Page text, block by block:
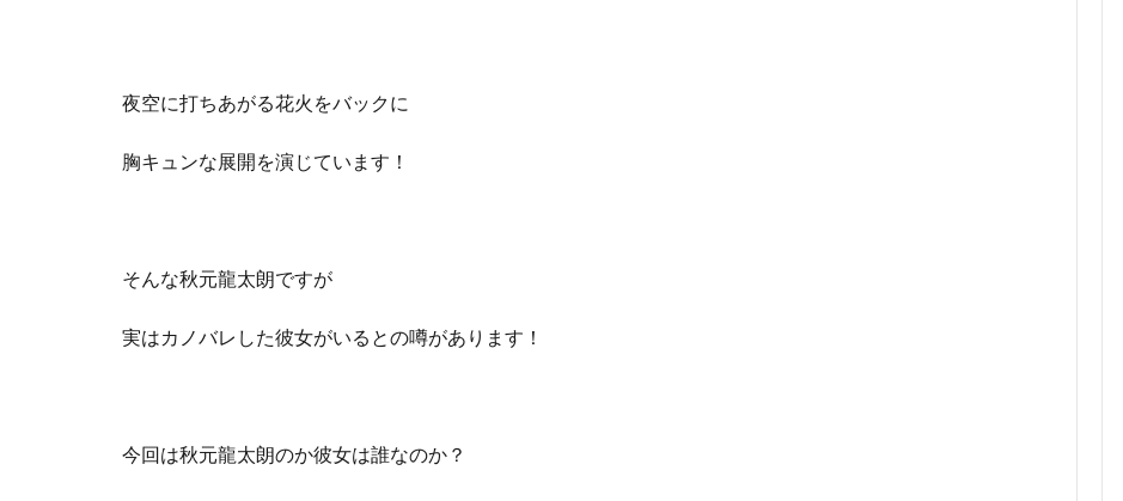
夜空に打ちあがる花火をバックに
胸キュンな展開を演じています！
そんな秋元龍太朗ですが
実はカノバレした彼女がいるとの噂があります！
今回は秋元龍太朗のか彼女は誰なのか？